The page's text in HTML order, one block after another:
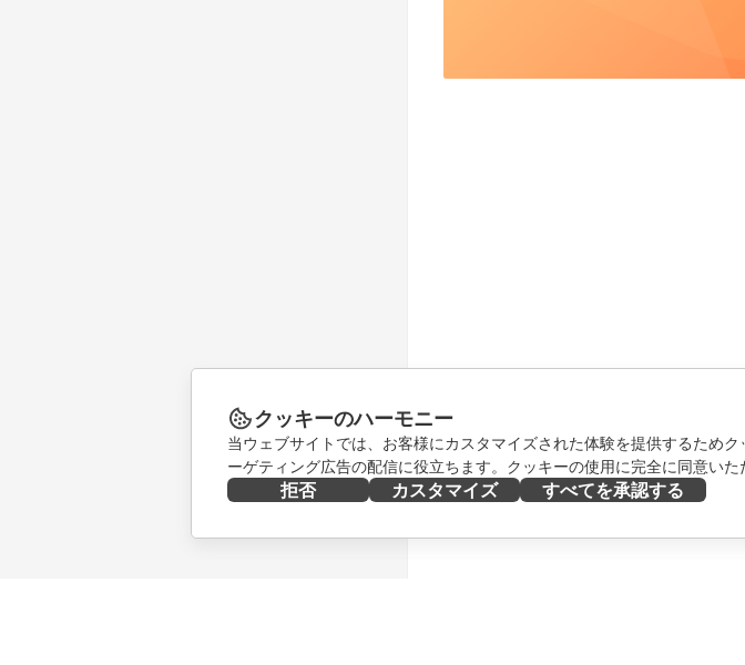
クッキーのハーモニー
当ウェブサイトでは、お客様にカスタマイズされた体験を提供するため
ーゲティング広告の配信に役立ちます。クッキーの使用に完全に同意いた
拒否 カスタマイズ すべてを承認する